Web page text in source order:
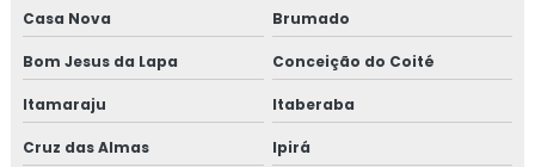
Casa Nova Brumado
Bom Jesus da Lapa Conceição do Coité
Itamaraju Itaberaba
Cruz das Almas Ipirá